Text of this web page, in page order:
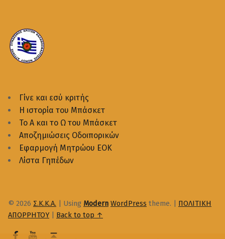
Γίνε και εσύ κριτής
Η ιστορία του Μπάσκετ
Το Α και το Ω του Μπάσκετ
Αποζημιώσεις Οδοιπορικών
Εφαρμογή Μητρώου ΕΟΚ
Λίστα Γηπέδων
© 2026 Σ.Κ.Κ.Α. | Using Modern WordPress theme. | ΠΟΛΙΤΙΚΗ
ΑΠΟΡΡΗΤΟΥ | Back to top ↑